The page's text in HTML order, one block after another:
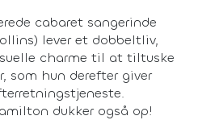
cabaret sangerinde
lever et dobbeltliv,
charme til at tiltuske
som hun derefter giver
dukker også op!